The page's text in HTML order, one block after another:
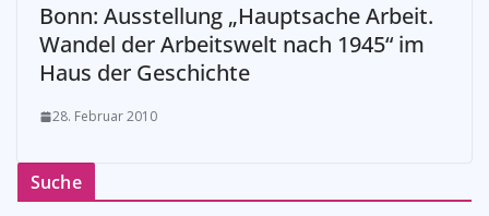
Bonn: Ausstellung „Hauptsache Arbeit.
Wandel der Arbeitswelt nach 1945“ im
Haus der Geschichte
28. Februar 2010
Suche